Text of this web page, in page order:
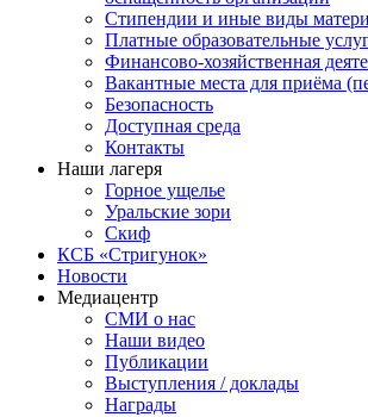
Стипендии и иные виды
Платные образовательные
Финансово-хозяйственная
Вакантные места для приёма
Безопасность
Доступная среда
Контакты
Наши лагеря
Горное ущелье
Уральские зори
Скиф
КСБ «Стригунок»
Новости
Медиацентр
СМИ о нас
Наши видео
Публикации
Выступления / доклады
Награды